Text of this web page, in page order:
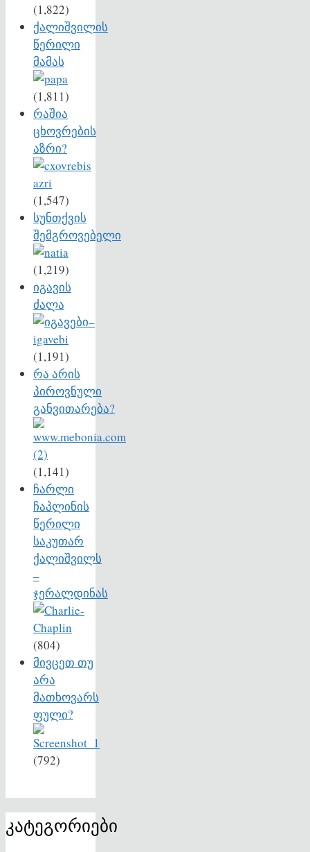
(1,822)
ქალიშვილის
წერილი
მამას
(1,811)
რაშია
ცხოვრების
აზრი?
(1,547)
სუნთქვის
შემგროვებელი
(1,219)
იგავის
ძალა
(1,191)
რა არის
პიროვნული
განვითარება?
(1,141)
ჩარლი
ჩაპლინის
წერილი
საკუთარ
ქალიშვილს
–
ჯერალდინას
(804)
მივცეთ თუ
არა
მათხოვარს
ფული?
(792)
კატეგორიები